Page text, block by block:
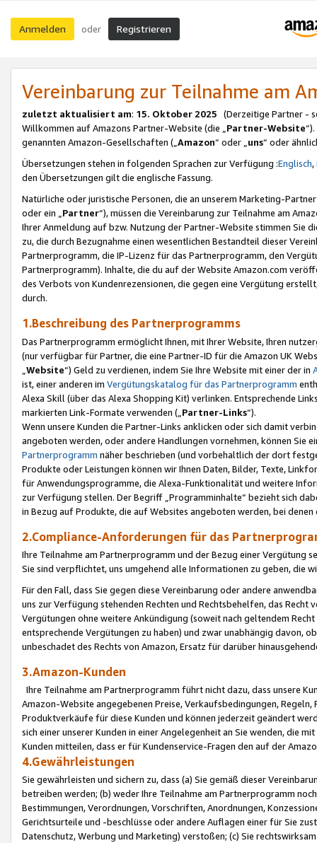
Anmelden oder Registrieren
Vereinbarung zur Teilnahme am
zuletzt aktualisiert am: 15. Oktober 2025 (Derzeitige Partner -
Willkommen auf Amazons Partner-Website (die „Partner-Website
genannten Amazon-Gesellschaften („Amazon“ oder „uns“ oder
Übersetzungen stehen in folgenden Sprachen zur Verfügung :Englisch,
den Übersetzungen gilt die englische Fassung.
Natürliche oder juristische Personen, die an unserem Marketing-
oder ein „Partner“), müssen die Vereinbarung zur Teilnahme am
Ihrer Anmeldung auf bzw. Nutzung der Partner-Website stimmen Sie
zu, die durch Bezugnahme einen wesentlichen Bestandteil dieser
Partnerprogramm, die IP-Lizenz für das Partnerprogramm, den
Partnerprogramm). Inhalte, die du auf der Website Amazon.com
des Verbots von Kundenrezensionen, die gegen eine Vergütung
durch.
1.Beschreibung des Partnerprogramms
Das Partnerprogramm ermöglicht Ihnen, mit Ihrer Website, Ihren
(nur verfügbar für Partner, die eine Partner-ID für die Amazon UK
Website“) Geld zu verdienen, indem Sie Ihre Website mit einer der in
ist, einer anderen im Vergütungskatalog für das Partnerprogramm
Alexa Skill (über das Alexa Shopping Kit) verlinken. Entsprechende
markierten Link-Formate verwenden („ Partner-Links“).
Wenn unsere Kunden die Partner-Links anklicken oder sich damit
angeboten werden, oder andere Handlungen vornehmen, können Sie
Partnerprogramm näher beschrieben (und vorbehaltlich der dort
Produkte oder Leistungen können wir Ihnen Daten, Bilder, Texte,
für Anwendungsprogramme, die Alexa-Funktionalität und weitere
zur Verfügung stellen. Der Begriff „Programminhalte“ bezieht sich
in Bezug auf Produkte, die auf Websites angeboten werden, bei
2.Compliance-Anforderungen für das
Ihre Teilnahme am Partnerprogramm und der Bezug einer Vergütung
Sie sind verpflichtet, uns umgehend alle Informationen zu geben, die
Für den Fall, dass Sie gegen diese Vereinbarung oder andere
uns zur Verfügung stehenden Rechten und Rechtsbehelfen, das
Vergütungen ohne weitere Ankündigung (soweit nach geltendem
entsprechende Vergütungen zu haben) und zwar unabhängig davon,
unbeschadet des Rechts von Amazon, Ersatz für darüber
3.Amazon-Kunden
Ihre Teilnahme am Partnerprogramm führt nicht dazu, dass unsere
Amazon-Website angegebenen Preise, Verkaufsbedingungen,
Produktverkäufe für diese Kunden und können jederzeit geändert
sich einer unserer Kunden in einer Angelegenheit an Sie wenden, die
Kunden mitteilen, dass er für Kundenservice-Fragen den auf der
4.Gewährleistungen
Sie gewährleisten und sichern zu, dass (a) Sie gemäß dieser
betreiben werden; (b) weder Ihre Teilnahme am Partnerprogramm
Bestimmungen, Verordnungen, Vorschriften, Anordnungen,
Gerichtsurteile und -beschlüsse oder andere Auflagen einer für Sie
Datenschutz, Werbung und Marketing) verstoßen; (c) Sie